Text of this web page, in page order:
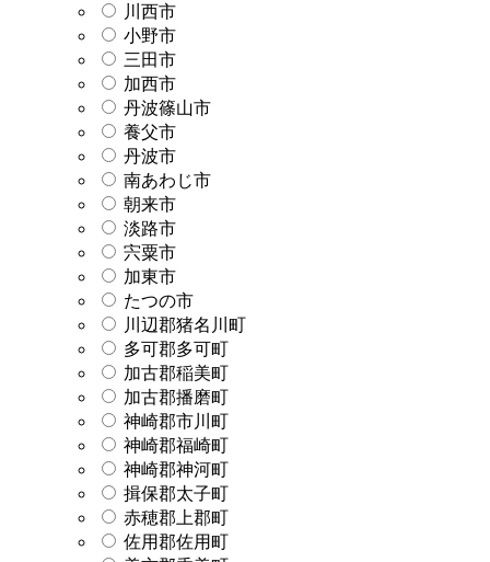
川西市
小野市
三田市
加西市
丹波篠山市
養父市
丹波市
南あわじ市
朝来市
淡路市
宍粟市
加東市
たつの市
川辺郡猪名川町
多可郡多可町
加古郡稲美町
加古郡播磨町
神崎郡市川町
神崎郡福崎町
神崎郡神河町
揖保郡太子町
赤穂郡上郡町
佐用郡佐用町